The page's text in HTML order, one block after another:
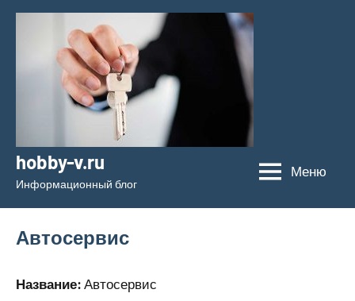
Перейти
содержимому
hobby-v.ru
Информационный блог
Меню
Автосервис
Название: Автосервис